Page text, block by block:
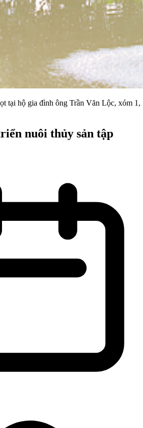
tại hộ gia đình ông Trần Văn Lộc, xóm 1,
nuôi thủy sản tập